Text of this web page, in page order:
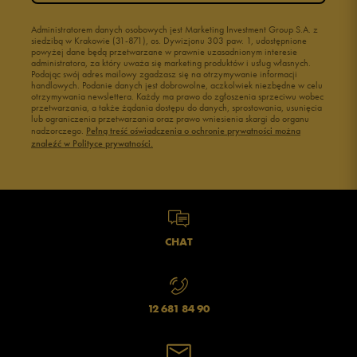
Administratorem danych osobowych jest Marketing Investment Group S.A. z
siedzibą w Krakowie (31-871), os. Dywizjonu 303 paw. 1, udostępnione
powyżej dane będą przetwarzane w prawnie uzasadnionym interesie
administratora, za który uważa się marketing produktów i usług własnych.
Podając swój adres mailowy zgadzasz się na otrzymywanie informacji
handlowych. Podanie danych jest dobrowolne, aczkolwiek niezbędne w celu
otrzymywania newslettera. Każdy ma prawo do zgłoszenia sprzeciwu wobec
przetwarzania, a także żądania dostępu do danych, sprostowania, usunięcia
lub ograniczenia przetwarzania oraz prawo wniesienia skargi do organu
nadzorczego. Pełną treść oświadczenia o ochronie prywatności można
znaleźć w Polityce prywatności.
CHAT
12 681 84 90